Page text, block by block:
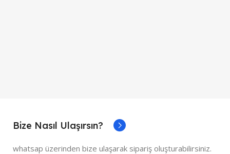
Bize Nasıl Ulaşırsın?
whatsap üzerinden bize ulaşarak sipariş oluşturabilirsiniz.